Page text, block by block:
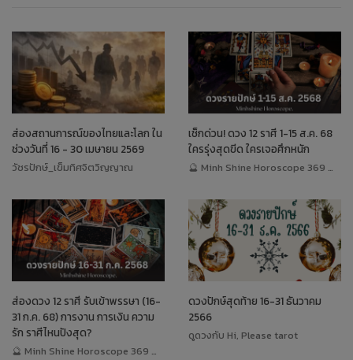
ส่องสถานการณ์ของไทยและโลก ใน
ช่วงวันที่ 16 - 30 เมษายน 2569
วัชรปักษ์_เข็มทิศจิตวิญญาณ
เช็กด่วน! ดวง 12 ราศี 1-15 ส.ค. 68
ใครรุ่งสุดขีด ใครเจอศึกหนัก
🔮 Minh Shine Horoscope 369 🔮 หมอนิวพามู x ดูดวง
ส่องดวง 12 ราศี รับเข้าพรรษา (16-
31 ก.ค. 68) การงาน การเงิน ความ
รัก ราศีไหนปังสุด?
🔮 Minh Shine Horoscope 369 🔮 หมอนิวพามู x ดูดวง
ดวงปักษ์สุดท้าย 16-31 ธันวาคม
2566
ดูดวงกับ Hi, Please tarot